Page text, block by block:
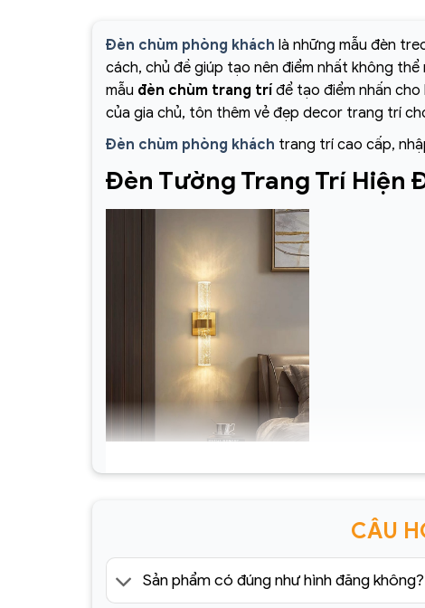
Đèn chùm phòng khách là những mẫu đèn
cách, chủ đề giúp tạo nên điểm nhất không
mẫu đèn chùm trang trí để tạo điểm nhấn
của gia chủ, tôn thêm vẻ đẹp decor trang trí
Đèn chùm phòng khách trang trí cao cấp,
Đèn Tường Trang Trí Hiện
CÂU
Sản phẩm có đúng như hình đăng không?